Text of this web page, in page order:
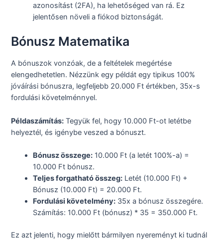
azonosítást (2FA), ha lehetőséged van rá. Ez
jelentősen növeli a fiókod biztonságát.
Bónusz Matematika
A bónuszok vonzóak, de a feltételek megértése
elengedhetetlen. Nézzünk egy példát egy tipikus 100%
jóváírási bónuszra, legfeljebb 20.000 Ft értékben, 35x-s
fordulási követelménnyel.
Példaszámítás: Tegyük fel, hogy 10.000 Ft-ot letétbe
helyeztél, és igénybe veszed a bónuszt.
Bónusz összege: 10.000 Ft (a letét 100%-a) =
10.000 Ft bónusz.
Teljes forgatható összeg: Letét (10.000 Ft) +
Bónusz (10.000 Ft) = 20.000 Ft.
Fordulási követelmény: 35x a bónusz összegére.
Számítás: 10.000 Ft (bónusz) * 35 = 350.000 Ft.
Ez azt jelenti, hogy mielőtt bármilyen nyereményt ki tudnál